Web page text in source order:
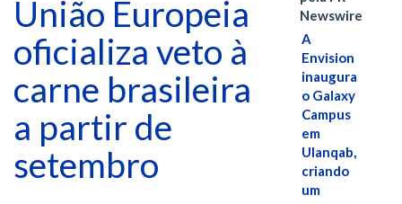
União Europeia
oficializa veto à
carne brasileira
a partir de
setembro
Newswire
A
Envision
inaugura
o Galaxy
Campus
em
Ulanqab,
criando
um